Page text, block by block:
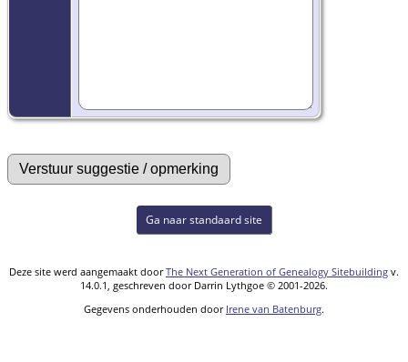
Ga naar standaard site
Deze site werd aangemaakt doorThe Next Generation of Genealogy Sitebuilding v.
14.0.1, geschreven door Darrin Lythgoe © 2001-2026.
Gegevens onderhouden door Irene van Batenburg.